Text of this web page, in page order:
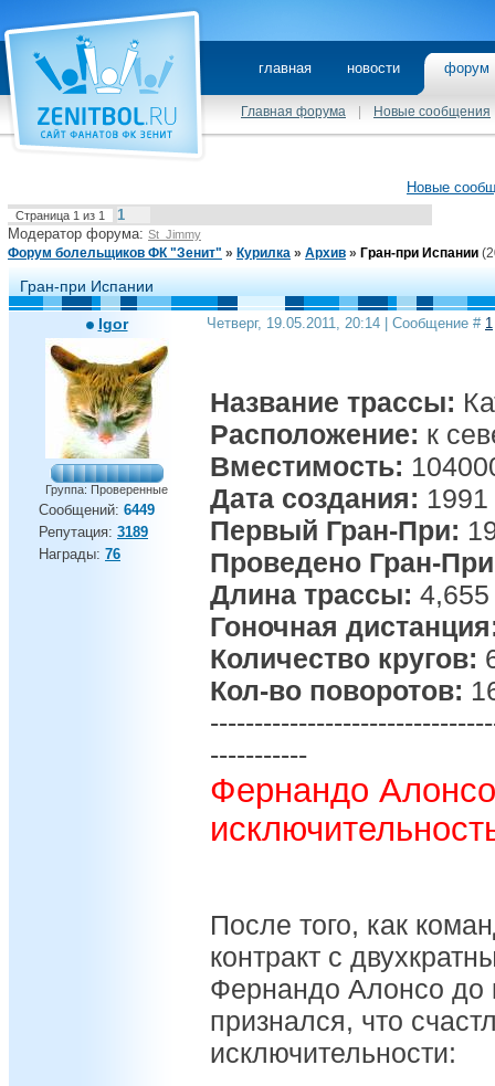
главная новости
Главная форума Новые сообщения
Новые
Страница 1 из 1
1
Модератор форума: St_Jimmy
Форум болельщиков ФК "Зенит" » Курилка » Архив » Гран-при Испании
Гран-при Испании
Igor
Группа: Проверенные
Сообщений: 6449
Репутация: 3189
Награды: 76
Четверг, 19.05.2011, 20:14 | Сообщение # 1
Название трассы:
Расположение: к
Вместимость:
Дата создания: 1991
Первый Гран-При:
Проведено Гран-
Длина трассы:
Гоночная
Количество кругов:
Кол-во поворотов:
-----------
Фернандо
После того, как
контракт с
Фернандо Алонсо до
признался, что
исключительности: